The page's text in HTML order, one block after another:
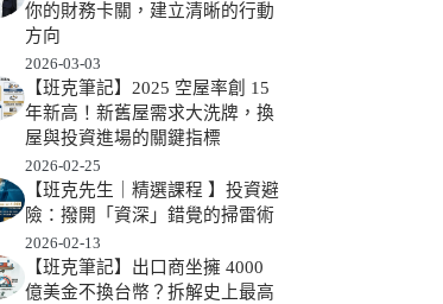
你的財務卡關，建立清晰的行動
方向
2026-03-03
【班克筆記】2025 空屋率創 15
年新高！新舊屋需求大洗牌，換
屋與投資進場的關鍵指標
2026-02-25
【班克先生｜精選課程 】投資避
險：撥開「資深」錯覺的掃雷術
2026-02-13
【班克筆記】出口商坐擁 4000
億美金不換台幣？拆解史上最高